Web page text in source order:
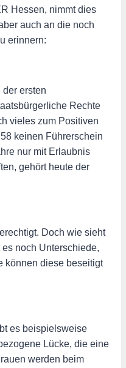
Hessen, nimmt dies
auch an die noch
erinnern:
der ersten
Rechte
vieles zum Positiven
keinen Führerschein
nur mit Erlaubnis
gehört heute der
Doch wie sieht
noch Unterschiede,
können diese beseitigt
es beispielsweise
Lücke, die eine
werden beim